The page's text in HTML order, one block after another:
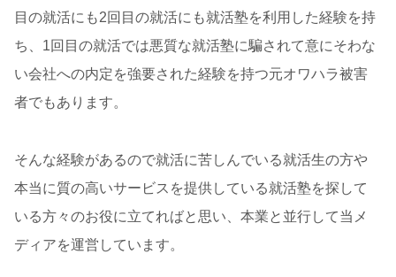
目の就活にも2回目の就活にも就活塾を利用した経験を持
ち、1回目の就活では悪質な就活塾に騙されて意にそわな
い会社への内定を強要された経験を持つ元オワハラ被害
者でもあります。
そんな経験があるので就活に苦しんでいる就活生の方や
本当に質の高いサービスを提供している就活塾を探して
いる方々のお役に立てればと思い、本業と並行して当メ
ディアを運営しています。